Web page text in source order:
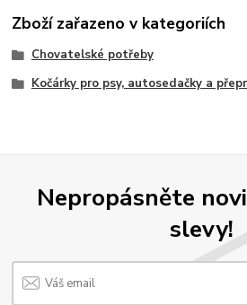
Zboží zařazeno v kategoriích
Chovatelské potřeby
Kočárky pro psy, autosedačky a
Nepropásněte
slevy!